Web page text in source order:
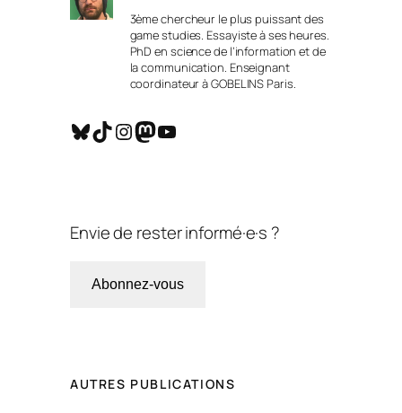
3ème chercheur le plus puissant des
game studies. Essayiste à ses heures.
PhD en science de l’information et de
la communication. Enseignant
coordinateur à GOBELINS Paris.
Bluesky TikTok InstagramMastodon YouTube
Envie de rester informé·e·s ?
Abonnez-vous
AUTRES PUBLICATIONS